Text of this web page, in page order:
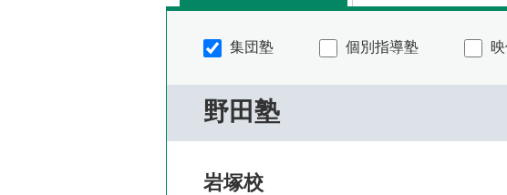
集団塾 個別指導塾
野田塾
岩塚校